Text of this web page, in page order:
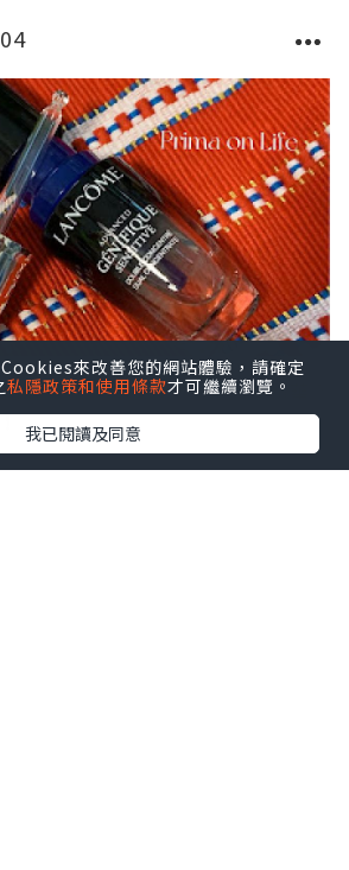
推出了升級版嫩肌活膚雙精華？
......
來改善您的網站體驗，請確定
私隱政策和使用條款才可繼續瀏覽。
我已閱讀及同意